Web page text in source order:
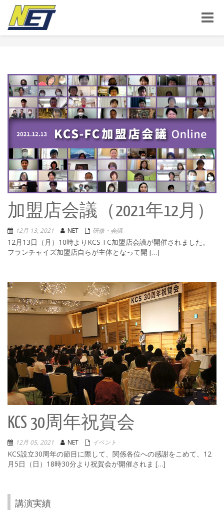
Toggle
加盟店会議（2021年12月）
12月 13, 2021 NET 研修・会議
12月13日（月）10時よりKCS-FC加盟店会議が開催されました。
フランチャイズ加盟店自らが主体となって開 […]
KCS 30周年祝賀会
12月 05, 2021 NET イベント
KCS設立30周年の節目に際して、関係各位への感謝をこめて、12
月5日（日）18時30分より祝賀会が開催されま […]
講演実績